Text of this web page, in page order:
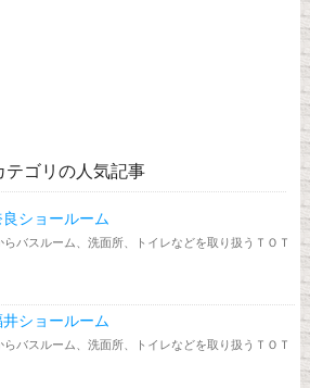
テゴリの人気記事
ショールーム
らバスルーム、洗面所、トイレなどを取り扱うＴＯＴ
ショールーム
らバスルーム、洗面所、トイレなどを取り扱うＴＯＴ